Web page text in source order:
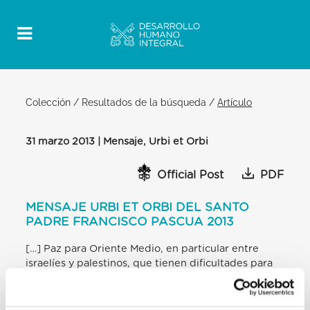
Colección / Resultados de la búsqueda /Artículo
31 marzo 2013 | Mensaje, Urbi et Orbi
Official Post PDF
MENSAJE URBI ET ORBI DEL SANTO
PADRE FRANCISCO PASCUA 2013
[…] Paz para Oriente Medio, en particular entre
israelíes y palestinos, que tienen dificultades para
encontrar el camino de la concordia, para que
reanuden las negociaciones con determinación y